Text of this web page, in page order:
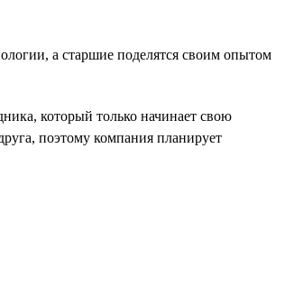
а старшие поделятся своим опытом
который только начинает свою
поэтому компания планирует